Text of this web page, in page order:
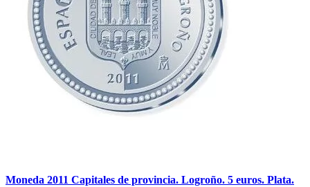
Moneda 2011 Capitales de provincia. Logroño. 5 euros. Plata.